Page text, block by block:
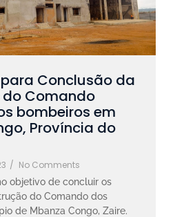
Conclusão da
Comando
bombeiros em
Província do
/ No Comments
objetivo de concluir os
do Comando dos
de Mbanza Congo, Zaire.